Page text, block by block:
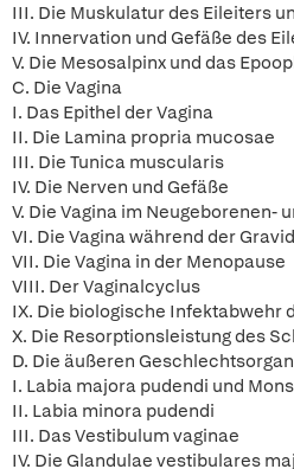
III. Die Muskulatur des Eileiters
IV. Innervation und Gefäße des
V. Die Mesosalpinx und das
C. Die Vagina
I. Das Epithel der Vagina
II. Die Lamina propria mucosae
III. Die Tunica muscularis
IV. Die Nerven und Gefäße
V. Die Vagina im Neugeborenen-
VI. Die Vagina während der
VII. Die Vagina in der Menopause
VIII. Der Vaginalcyclus
IX. Die biologische Infektabwehr
X. Die Resorptionsleistung des
D. Die äußeren
I. Labia majora pudendi und
II. Labia minora pudendi
III. Das Vestibulum vaginae
IV. Die Glandulae vestibulares